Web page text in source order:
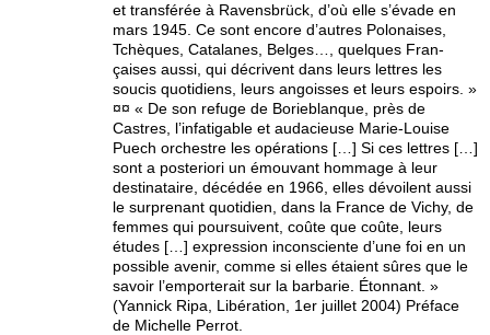
et transférée à Ravensbrück, d’où elle s’évade en
mars 1945. Ce sont encore d’autres Polonaises,
Tchèques, Catalanes, Belges…, quelques Fran-
çaises aussi, qui décrivent dans leurs lettres les
soucis quotidiens, leurs angoisses et leurs espoirs. »
¤¤ « De son refuge de Borieblanque, près de
Castres, l’infatigable et audacieuse Marie-Louise
Puech orchestre les opérations […] Si ces lettres […]
sont a posteriori un émouvant hommage à leur
destinataire, décédée en 1966, elles dévoilent aussi
le surprenant quotidien, dans la France de Vichy, de
femmes qui poursuivent, coûte que coûte, leurs
études […] expression inconsciente d’une foi en un
possible avenir, comme si elles étaient sûres que le
savoir l’emporterait sur la barbarie. Étonnant. »
(Yannick Ripa, Libération, 1er juillet 2004) Préface
de Michelle Perrot.